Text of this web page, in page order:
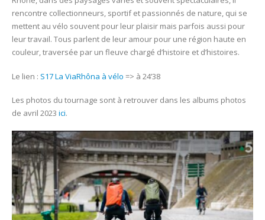
rencontre collectionneurs, sportif et passionnés de nature, qui se
mettent au vélo souvent pour leur plaisir mais parfois aussi pour
leur travail. Tous parlent de leur amour pour une région haute en
couleur, traversée par un fleuve chargé d’histoire et d’histoires.
Le lien : S17 La ViaRhôna à vélo => à 24’38
Les photos du tournage sont à retrouver dans les albums photos
de avril 2023 ici.